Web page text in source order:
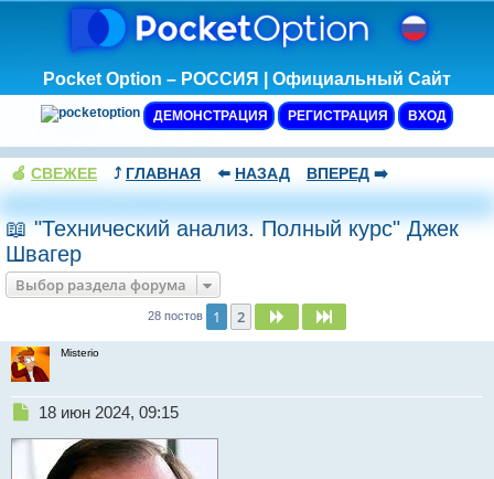
Pocket Option – РОССИЯ | Официальный Сайт
ДЕМОНСТРАЦИЯ РЕГИСТРАЦИЯ ВХОД
🍏 СВЕЖЕЕ ⤴️ ГЛАВНАЯ ⬅️ НАЗАД ВПЕРЕД ➡️
📖 "Технический анализ. Полный курс" Джек
Швагер
Выбор раздела форума
28 постов 1 2 След.
Misterio
Н18 июн 2024, 09:15